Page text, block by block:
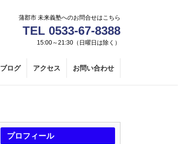
蒲郡市 未来義塾へのお問合せはこちら
TEL 0533-67-8388
15:00～21:30（日曜日は除く）
ブログ アクセス お問い合わせ
プロフィール